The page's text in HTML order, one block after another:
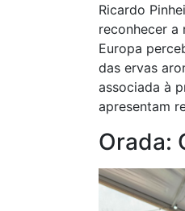
Ricardo
reconhecer a
Europa
das ervas
associada à
apresentam
Orada: